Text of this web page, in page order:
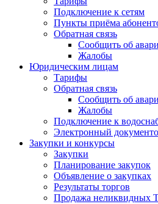
Подключение к сетям
Пункты приёма
Обратная связь
Сообщить об
Жалобы
Юридическим лицам
Тарифы
Обратная связь
Сообщить об
Жалобы
Подключение к
Электронный
Закупки и конкурсы
Закупки
Планирование закупок
Объявление о закупках
Результаты торгов
Продажа неликвидных